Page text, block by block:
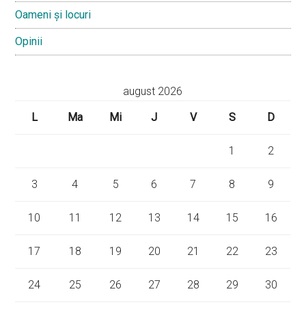
Oameni și locuri
Opinii
august 2026
L
Ma Mi J V S D
1 2
3 4 5 6 7 8 9
10 11 12 13 14 15 16
17 18 19 20 21 22 23
24 25 26 27 28 29 30